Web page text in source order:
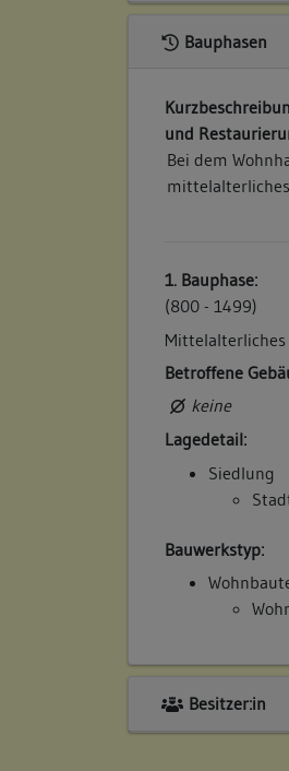
Bauphasen
und
Bei dem
1. Bauphase:
(800 - 1499)
Mittelalterliches
Betroffene
keine
Lagedetail:
Siedlung
Bauwerkstyp:
Besitzer:in